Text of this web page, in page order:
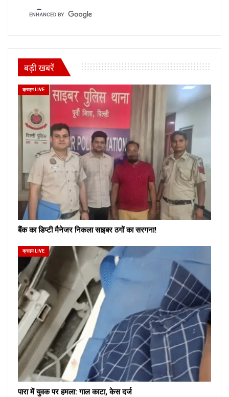
बड़ी खबरें
क्राइम LIVE
बैंक का डिप्टी मैनेजर निकला साइबर ठगों का सरगना!
क्राइम LIVE
पारा में युवक पर हमला: गाल काटा, केस दर्ज